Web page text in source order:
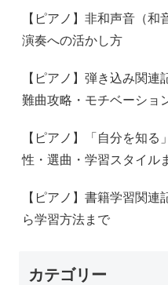
【ピアノ】非和声音（和
演奏への活かし方
【ピアノ】弾き込み関連
難曲攻略・モチベーショ
【ピアノ】「自分を知る
性・選曲・学習スタイル
【ピアノ】書籍学習関
ら学習方法まで
カテゴリー